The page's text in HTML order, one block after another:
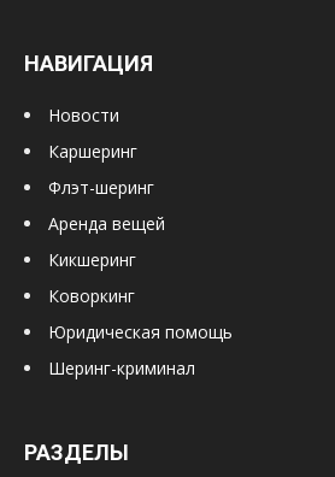
НАВИГАЦИЯ
Новости
Каршеринг
Флэт-шеринг
Аренда вещей
Кикшеринг
Коворкинг
Юридическая помощь
Шеринг-криминал
РАЗДЕЛЫ